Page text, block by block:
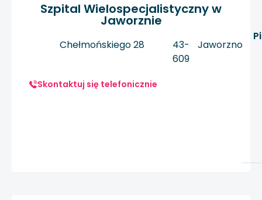
Szpital Wielospecjalistyczny w
Jaworznie
Chełmońskiego 28
43-
609
Jaworzno
Skontaktuj się telefonicznie